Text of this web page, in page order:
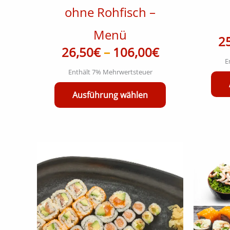
ohne Rohfisch –
Menü
26,50€ – 106,00€
Enthält 7% Mehrwertsteuer
Ausführung wählen
20,50€
bis
82,00€
weist
mehrere
Varianten
auf.